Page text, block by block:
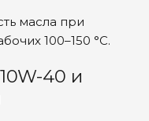
масла при
100–150 °C.
40 и